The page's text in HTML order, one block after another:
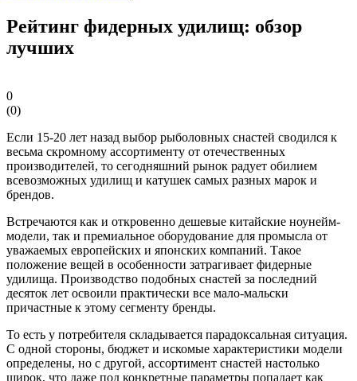
Рейтинг фидерных удилищ: обзор
лучших
0
(0)
Если 15-20 лет назад выбор рыболовных снастей сводился к
весьма скромному ассортименту от отечественных
производителей, то сегодняшний рынок радует обилием
всевозможных удилищ и катушек самых разных марок и
брендов.
Встречаются как и откровенно дешевые китайские ноунейм-
модели, так и премиальное оборудование для промысла от
уважаемых европейских и японских компаний. Такое
положение вещей в особенности затрагивает фидерные
удилища. Производство подобных снастей за последний
десяток лет освоили практически все мало-мальски
причастные к этому сегменту бренды.
То есть у потребителя складывается парадоксальная ситуация.
С одной стороны, бюджет и искомые характеристики модели
определены, но с другой, ассортимент снастей настолько
широк, что даже под конкретные параметры попадает как